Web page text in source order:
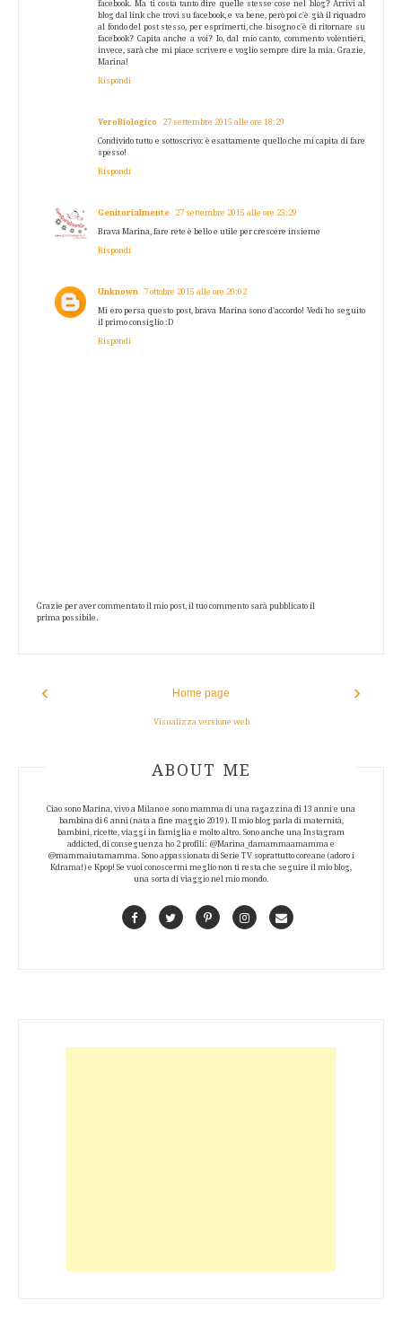
facebook. Ma ti costa tanto dire quelle stesse cose nel blog? Arrivi al
blog dal link che trovi su facebook, e va bene, però poi c'è già il riquadro
al fondo del post stesso, per esprimerti, che bisogno c'è di ritornare su
facebook? Capita anche a voi? Io, dal mio canto, commento volentieri,
invece, sarà che mi piace scrivere e voglio sempre dire la mia. Grazie,
Marina!
Rispondi
VeroBiologico 27 settembre 2015 alle ore 18:29
Condivido tutto e sottoscrivo: è esattamente quello che mi capita di fare
spesso!
Rispondi
Genitorialmente 27 settembre 2015 alle ore 23:29
Brava Marina, fare rete è bello e utile per crescere insieme
Rispondi
Unknown 7 ottobre 2015 alle ore 20:02
Mi ero persa questo post, brava Marina sono d'accordo! Vedi ho seguito
il primo consiglio :D
Rispondi
Grazie per aver commentato il mio post, il tuo commento sarà pubblicato il
prima possibile.
‹ ›
Home page
Visualizza versione web
ABOUT AUTHOR
ABOUT ME
Ciao sono Marina, vivo a Milano e sono mamma di una ragazzina di 13 anni e una
bambina di 6 anni (nata a fine maggio 2019). Il mio blog parla di maternità,
bambini, ricette, viaggi in famiglia e molto altro. Sono anche una Instagram
addicted, di conseguenza ho 2 profili: @Marina_damammaamamma e
@mammaiutamamma. Sono appassionata di Serie TV soprattutto coreane (adoro i
Kdrama!) e Kpop! Se vuoi conoscermi meglio non ti resta che seguire il mio blog,
una sorta di viaggio nel mio mondo.
FacebookTwitterPinterestInstagramContact